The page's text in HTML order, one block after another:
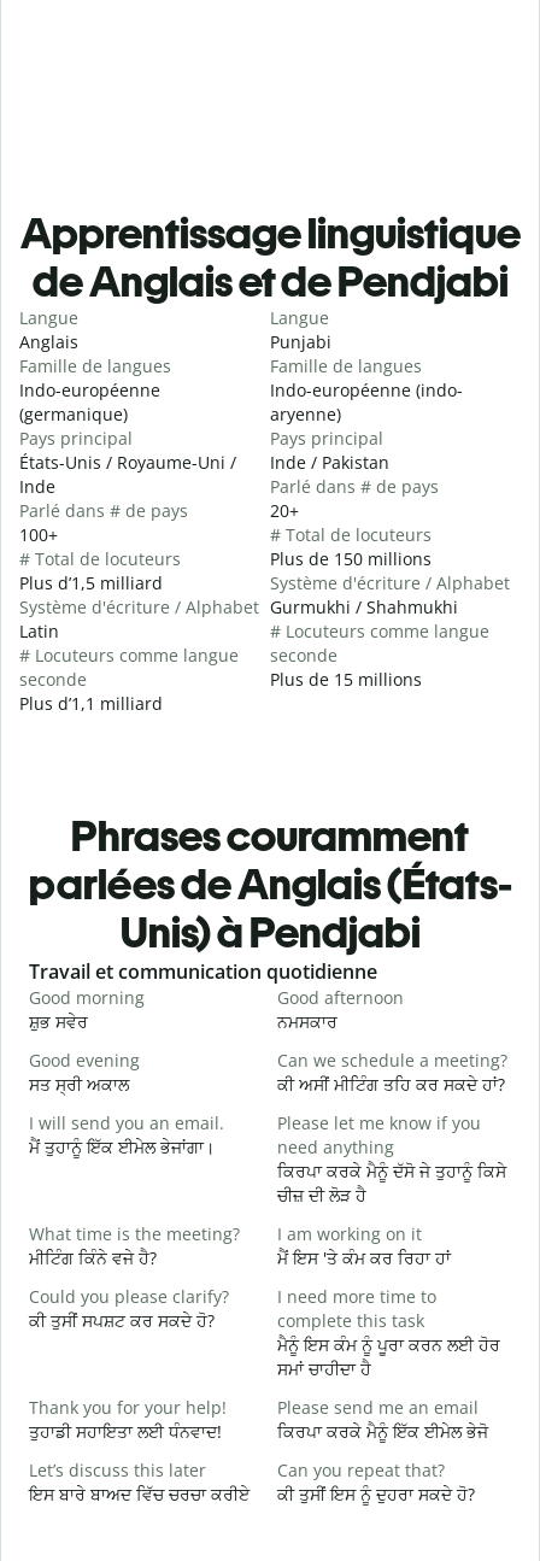
Apprentissage linguistique
de Anglais et de Pendjabi
Langue
Anglais
Famille de langues
Indo-européenne
(germanique)
Pays principal
États-Unis / Royaume-Uni /
Inde
Parlé dans # de pays
100+
# Total de locuteurs
Plus d’1,5 milliard
Système d'écriture / Alphabet
Latin
# Locuteurs comme langue
seconde
Plus d’1,1 milliard
Langue
Punjabi
Famille de langues
Indo-européenne (indo-
aryenne)
Pays principal
Inde / Pakistan
Parlé dans # de pays
20+
# Total de locuteurs
Plus de 150 millions
Système d'écriture / Alphabet
Gurmukhi / Shahmukhi
# Locuteurs comme langue
seconde
Plus de 15 millions
Phrases couramment
parlées de Anglais (États-
Unis) à Pendjabi
Slide 1 of 6
Travail et communication quotidienne
Good morning
ਸ਼ੁਭ ਸਵੇਰ
Good afternoon
ਨਮਸਕਾਰ
Good evening
ਸਤ ਸ੍ਰੀ ਅਕਾਲ
Can we schedule a meeting?
ਕੀ ਅਸੀਂ ਮੀਟਿੰਗ ਤਹਿ ਕਰ ਸਕਦੇ ਹਾਂ?
I will send you an email.
ਮੈਂ ਤੁਹਾਨੂੰ ਇੱਕ ਈਮੇਲ ਭੇਜਾਂਗਾ।
Please let me know if you
need anything
ਕਿਰਪਾ ਕਰਕੇ ਮੈਨੂੰ ਦੱਸੋ ਜੇ ਤੁਹਾਨੂੰ ਕਿਸੇ
ਚੀਜ਼ ਦੀ ਲੋੜ ਹੈ
What time is the meeting?
ਮੀਟਿੰਗ ਕਿੰਨੇ ਵਜੇ ਹੈ?
I am working on it
ਮੈਂ ਇਸ 'ਤੇ ਕੰਮ ਕਰ ਰਿਹਾ ਹਾਂ
Could you please clarify?
ਕੀ ਤੁਸੀਂ ਸਪਸ਼ਟ ਕਰ ਸਕਦੇ ਹੋ?
I need more time to
complete this task
ਮੈਨੂੰ ਇਸ ਕੰਮ ਨੂੰ ਪੂਰਾ ਕਰਨ ਲਈ ਹੋਰ
ਸਮਾਂ ਚਾਹੀਦਾ ਹੈ
Thank you for your help!
ਤੁਹਾਡੀ ਸਹਾਇਤਾ ਲਈ ਧੰਨਵਾਦ!
Please send me an email
ਕਿਰਪਾ ਕਰਕੇ ਮੈਨੂੰ ਇੱਕ ਈਮੇਲ ਭੇਜੋ
Let’s discuss this later
ਇਸ ਬਾਰੇ ਬਾਅਦ ਵਿੱਚ ਚਰਚਾ ਕਰੀਏ
Can you repeat that?
ਕੀ ਤੁਸੀਂ ਇਸ ਨੂੰ ਦੁਹਰਾ ਸਕਦੇ ਹੋ?